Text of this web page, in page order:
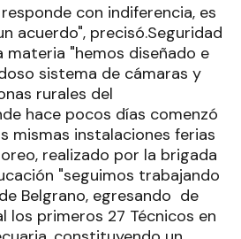
con indiferencia, es
acuerdo", precisó.Seguridad
materia "hemos diseñado e
sistema de cámaras y
rurales del
hace pocos días comenzó
mismas instalaciones ferias
realizado por la brigada
"seguimos trabajando
Belgrano, egresando de
los primeros 27 Técnicos en